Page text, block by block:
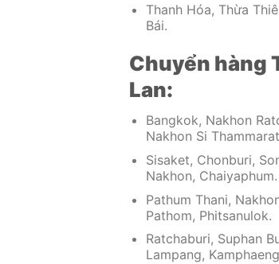
Thanh Hóa, Thừa
Bái.
Chuyển hàng
Lan:
Bangkok, Nakhon
Nakhon Si
Sisaket, Chonburi,
Nakhon, Chaiyaphum.
Pathum Thani,
Pathom, Phitsanulok.
Ratchaburi, Suphan
Lampang,